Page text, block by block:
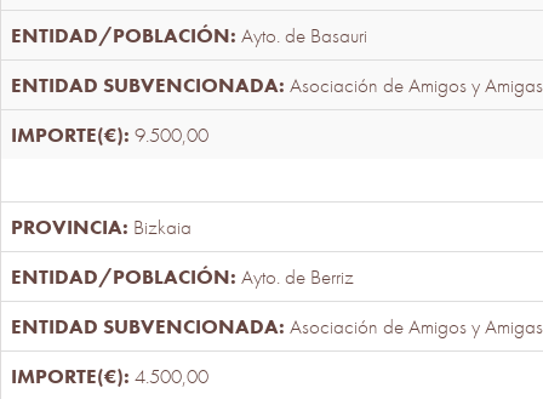
Ayto. de Basauri
Asociación de Amigos y
9.500,00
Bizkaia
Ayto. de Berriz
Asociación de Amigos y
4.500,00